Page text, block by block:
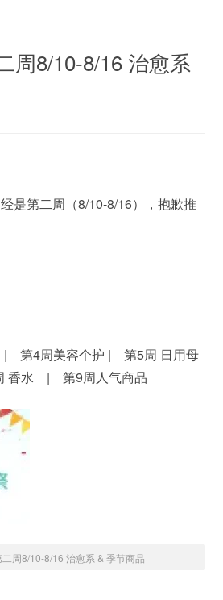
周8/10-8/16 治愈系
是第二周（8/10-8/16），抱歉推
4周美容个护 | 第5周 日用母
水 | 第9周人气商品
周8/10-8/16 治愈系 & 季节商品